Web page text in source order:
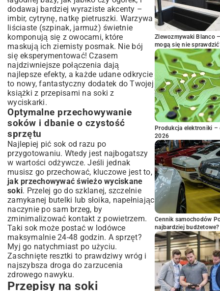
dodawaj bardziej wyraziste akcenty –
imbir, cytrynę, natkę pietruszki. Warzywa
liściaste (szpinak, jarmuż) świetnie
komponują się z owocami, które
maskują ich ziemisty posmak. Nie bój
się eksperymentować! Czasem
najdziwniejsze połączenia dają
najlepsze efekty, a każde udane odkrycie
to nowy, fantastyczny dodatek do Twojej
książki z przepisami na soki z
wyciskarki.
Optymalne przechowywanie
soków i dbanie o czystość
sprzętu
Najlepiej pić sok od razu po
przygotowaniu. Wtedy jest najbogatszy
w wartości odżywcze. Jeśli jednak
musisz go przechować, kluczowe jest to,
jak przechowywać świeżo wyciskane
soki. Przelej go do szklanej, szczelnie
zamykanej butelki lub słoika, napełniając
naczynie po sam brzeg, by
zminimalizować kontakt z powietrzem.
Taki sok może postać w lodówce
maksymalnie 24-48 godzin. A sprzęt?
Myj go natychmiast po użyciu.
Zaschnięte resztki to prawdziwy wróg i
najszybsza droga do zarzucenia
zdrowego nawyku.
Przepisy na soki
Zlewozmywaki Blanco
mogą się nie
Produkcja elektroniki –
2026
Cennik samochodów
najbardziej budżetowe?